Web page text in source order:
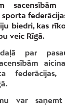
biedri, kas
veic Rīgā.
par
var